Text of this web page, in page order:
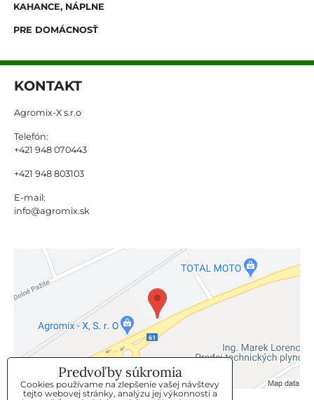
KAHANCE, NÁPLNE
PRE DOMÁCNOSŤ
KONTAKT
Agromix-X s.r.o
Telefón:
+421 948 070443
+421 948 803103
E-mail:
info@agromix.sk
Predvoľby súkromia
Cookies používame na zlepšenie vašej návštevy
tejto webovej stránky, analýzu jej výkonnosti a